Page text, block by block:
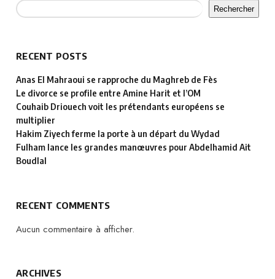
Rechercher
RECENT POSTS
Anas El Mahraoui se rapproche du Maghreb de Fès
Le divorce se profile entre Amine Harit et l’OM
Couhaib Driouech voit les prétendants européens se
multiplier
Hakim Ziyech ferme la porte à un départ du Wydad
Fulham lance les grandes manœuvres pour Abdelhamid Ait
Boudlal
RECENT COMMENTS
Aucun commentaire à afficher.
ARCHIVES